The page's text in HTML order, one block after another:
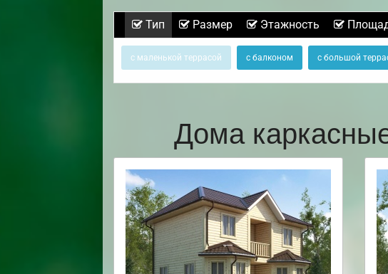
Тип Размер Этажность
с маленькой террасой с балконом с большой
Дома